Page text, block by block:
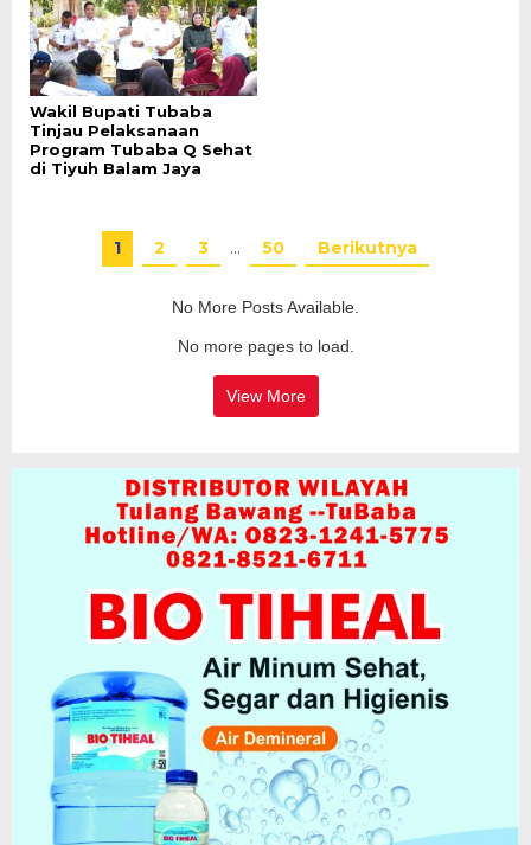
Wakil Bupati Tubaba
Tinjau Pelaksanaan
Program Tubaba Q Sehat
di Tiyuh Balam Jaya
1 2 3 … 50 Berikutnya
No More Posts Available.
No more pages to load.
View More